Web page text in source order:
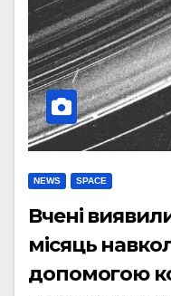
NEWS SPACE
Вчені
місяць
допомогою